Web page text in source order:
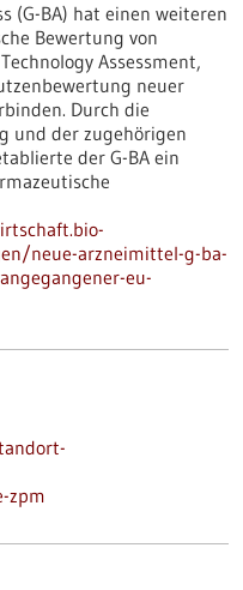
(G-BA) hat einen weiteren
Bewertung von
Assessment,
neuer
Durch die
und der zugehörigen
der G-BA ein
neue-arzneimittel-g-ba-
eu-
zpm